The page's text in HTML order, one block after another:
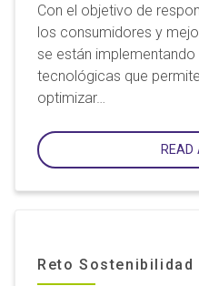
Con el objetivo de
los consumidores y
se están
tecnológicas que
optimizar…
READ
Reto Sostenibilidad